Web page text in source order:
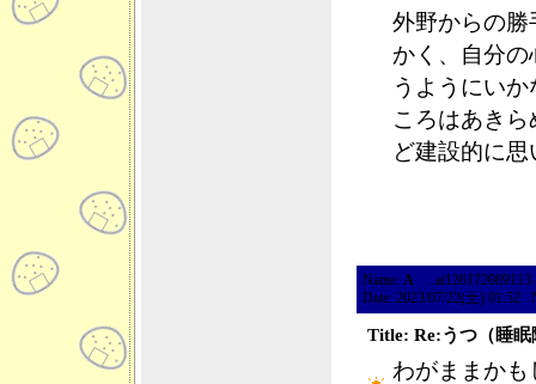
外野からの
かく、自分
うようにい
ころはあき
ど建設的に
Name: A
Date: 2023/07/22(土) 01:52
Title: Re:うつ（睡
わがままか